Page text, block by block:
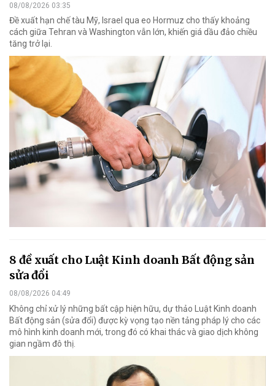
08/08/2026 03:35
Đề xuất hạn chế tàu Mỹ, Israel qua eo Hormuz cho thấy khoảng
cách giữa Tehran và Washington vẫn lớn, khiến giá dầu đảo chiều
tăng trở lại.
8 đề xuất cho Luật Kinh doanh Bất động sản
sửa đổi
08/08/2026 04:49
Không chỉ xử lý những bất cập hiện hữu, dự thảo Luật Kinh doanh
Bất động sản (sửa đổi) được kỳ vọng tạo nền tảng pháp lý cho các
mô hình kinh doanh mới, trong đó có khai thác và giao dịch không
gian ngầm đô thị.